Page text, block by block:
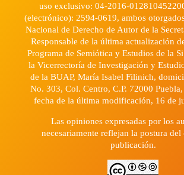
uso exclusivo: 04-2016-
(electrónico): 2594-0619, ambos
Nacional de Derecho de Autor de la
Responsable de la última actualización
Programa de Semiótica y Estudios de la
la Vicerrectoría de Investigación y
de la BUAP, María Isabel Filinich,
No. 303, Col. Centro, C.P. 72000
fecha de la última modificación, 16 de
Las opiniones expresadas por los
necesariamente reflejan la postura del
publicación.